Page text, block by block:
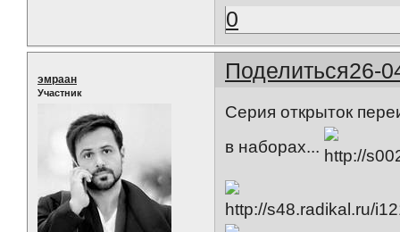
0
Поделиться26-
эмраан
Участник
Серия открыток
в наборах...